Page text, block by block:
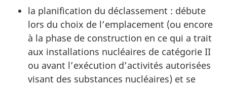
la planification du déclassement : débute
lors du choix de l’emplacement (ou encore
à la phase de construction en ce qui a trait
aux installations nucléaires de catégorie II
ou avant l’exécution d’activités autorisées
visant des substances nucléaires) et se